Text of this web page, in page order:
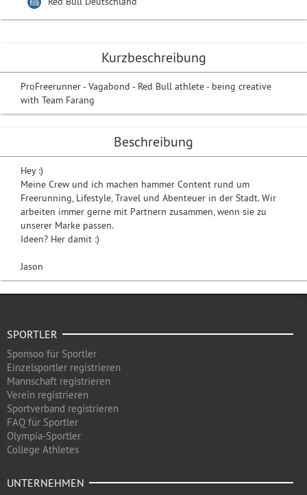
Kurzbeschreibung
ProFreerunner - Vagabond - Red Bull athlete - being creative
with Team Farang
Beschreibung
Hey :)
Meine Crew und ich machen hammer Content rund um
Freerunning, Lifestyle, Travel und Abenteuer in der Stadt. Wir
arbeiten immer gerne mit Partnern zusammen, wenn sie zu
unserer Marke passen.
Ideen? Her damit :)
Jason
SPORTLER
Sponsoo für Sportler
Einzelsportler registrieren
Mannschaft registrieren
Verein registrieren
Sportverband registrieren
FAQ für Sportler
Olympia-Sportler
College Athletes
UNTERNEHMEN